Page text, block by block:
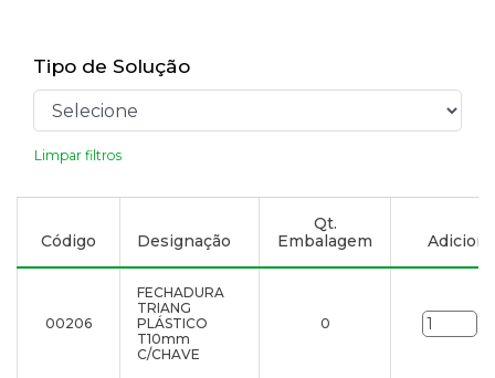
Tipo de Solução
Limpar filtros
Código Designação
Qt.
Embalagem
00206
FECHADURA
TRIANG
PLÁSTICO
T10mm
C/CHAVE
0